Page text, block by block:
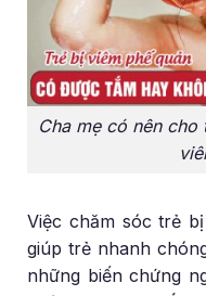
Cha mẹ có nên
Việc chăm sóc trẻ
giúp trẻ nhanh
những biến chứng